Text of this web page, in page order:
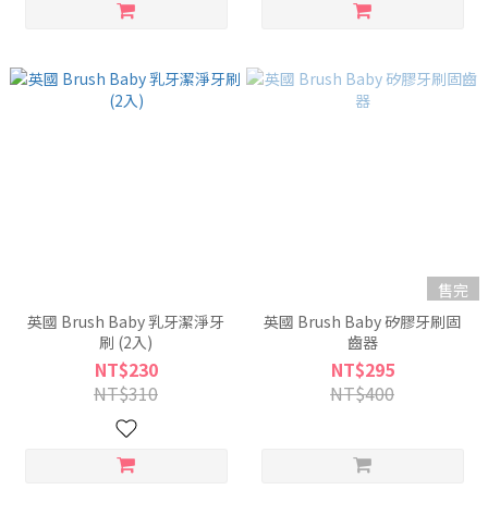
英國 Brush Baby 乳牙潔淨牙
刷 (2入)
NT$230
NT$310
售完
英國 Brush Baby 矽膠牙刷固
齒器
NT$295
NT$400